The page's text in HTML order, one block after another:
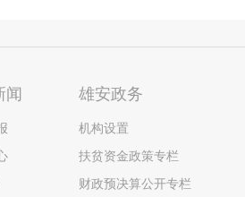
闻 雄安政务
机构设置
扶贫资金政策专栏
财政预决算公开专栏